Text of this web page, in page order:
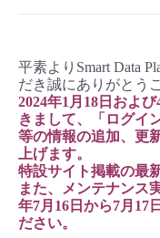
モニタリング/
サポート
管理機能
IoT
モニタリング/
サポート
クラウド/サー
ネットワーク
IoT
- 管理機能
■ セットアップガ
- 新規お申し込み方
- バックアップ
- セキュリティ・監
- データと分析
- IoT
故障/メンテナンス情
サービス稼働
故障/メンテナ
パートナー
販売パートナー向
トレーニング/操作動
平素よりSmart Data
だき誠にありがとう
2024年1月18日およ
きまして、「ログイ
等の情報の追加、更
上げます。
特設サイト掲載の最
また、メンテナンス
年7月16日から7月17
ださい。